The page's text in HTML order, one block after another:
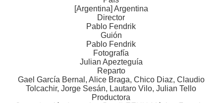
[Argentina] Argentina
Director
Pablo Fendrik
Guión
Pablo Fendrik
Fotografía
Julian Apezteguía
Reparto
Gael García Bernal, Alice Braga, Chico Diaz, Claudio
Tolcachir, Jorge Sesán, Lautaro Vilo, Julian Tello
Productora